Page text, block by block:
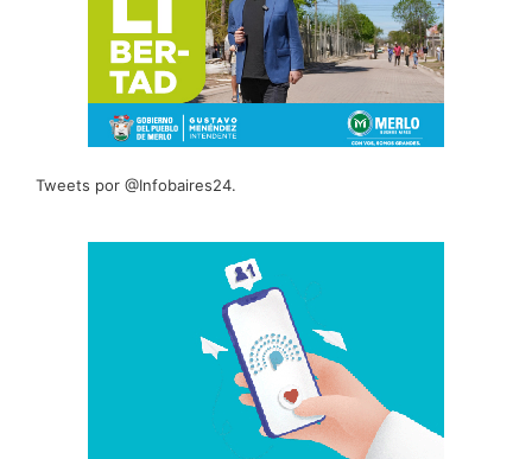
Tweets por @Infobaires24.